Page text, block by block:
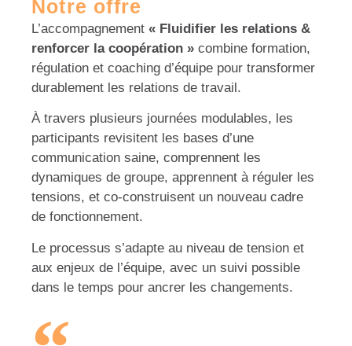
Notre offre
L’accompagnement « Fluidifier les relations &
renforcer la coopération » combine formation,
régulation et coaching d’équipe pour transformer
durablement les relations de travail.
À travers plusieurs journées modulables, les
participants revisitent les bases d’une
communication saine, comprennent les
dynamiques de groupe, apprennent à réguler les
tensions, et co-construisent un nouveau cadre
de fonctionnement.
Le processus s’adapte au niveau de tension et
aux enjeux de l’équipe, avec un suivi possible
dans le temps pour ancrer les changements.